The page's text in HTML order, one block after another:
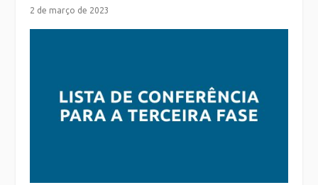
2 de março de 2023